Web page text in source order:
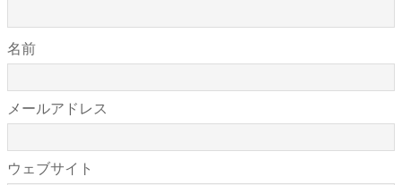
名前
メールアドレス
ウェブサイト